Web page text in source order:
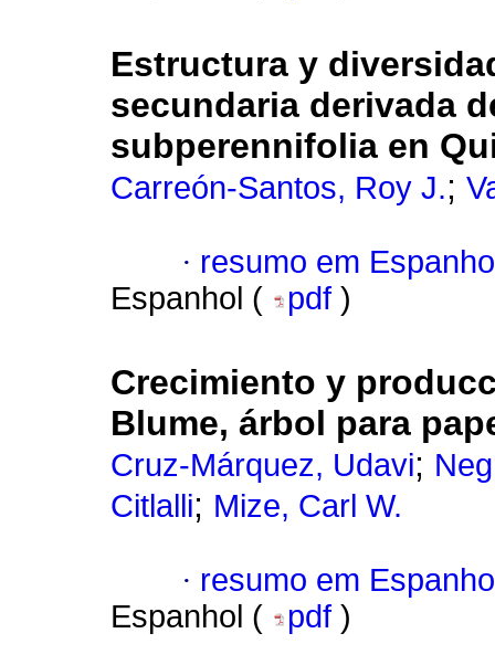
Estructura y
secundaria derivada
subperennifolia en
Carreón-Santos, Roy J.;
· resumo em
Espanhol (
pdf )
Crecimiento y
Blume, árbol para
Cruz-Márquez, Udavi;
Citlalli; Mize, Carl W.
· resumo em
Espanhol (
pdf )